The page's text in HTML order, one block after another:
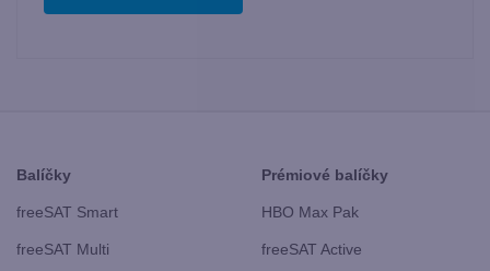
Balíčky
freeSAT Smart
freeSAT Multi
Prémiové balíčky
HBO Max Pak
freeSAT Active